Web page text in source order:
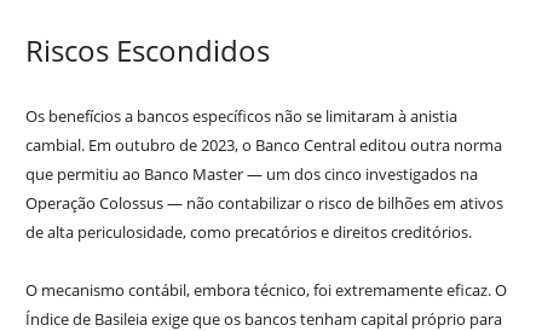
Riscos Escondidos
Os benefícios a bancos específicos não se limitaram à anistia
cambial. Em outubro de 2023, o Banco Central editou outra norma
que permitiu ao Banco Master — um dos cinco investigados na
Operação Colossus — não contabilizar o risco de bilhões em ativos
de alta periculosidade, como precatórios e direitos creditórios.
O mecanismo contábil, embora técnico, foi extremamente eficaz. O
Índice de Basileia exige que os bancos tenham capital próprio para